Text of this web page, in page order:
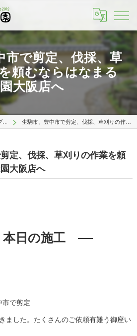
市で剪定、伐採、草
頼むならはなまる
大阪店へ
グ 生駒市、豊中市で剪定、伐採、草刈りの作業を頼むならはなまる造園大阪店へ
定、伐採、草刈りの作業を頼
大阪店へ
日の施工
市で剪定
ました。たくさんのご依頼有難う御座い